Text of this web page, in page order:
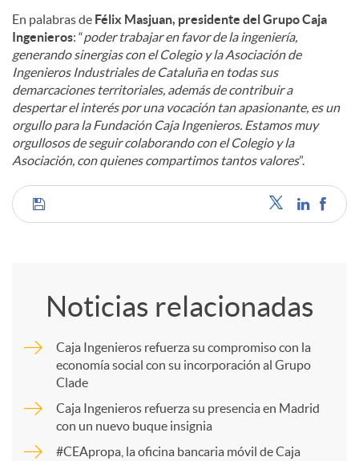
En palabras de Félix Masjuan, presidente del Grupo Caja
Ingenieros: “poder trabajar en favor de la ingeniería,
generando sinergias con el Colegio y la Asociación de
Ingenieros Industriales de Cataluña en todas sus
demarcaciones territoriales, además de contribuir a
despertar el interés por una vocación tan apasionante, es un
orgullo para la Fundación Caja Ingenieros. Estamos muy
orgullosos de seguir colaborando con el Colegio y la
Asociación, con quienes compartimos tantos valores”.
C
m
Noticias relacionadas
Caja Ingenieros refuerza su compromiso con la
economía social con su incorporación al Grupo
Clade
Caja Ingenieros refuerza su presencia en Madrid
con un nuevo buque insignia
#CEApropa, la oficina bancaria móvil de Caja